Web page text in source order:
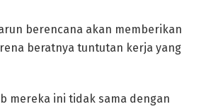
berencana akan memberikan
beratnya tuntutan kerja yang
mereka ini tidak sama dengan